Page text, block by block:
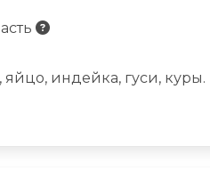
индейка, гуси, куры.